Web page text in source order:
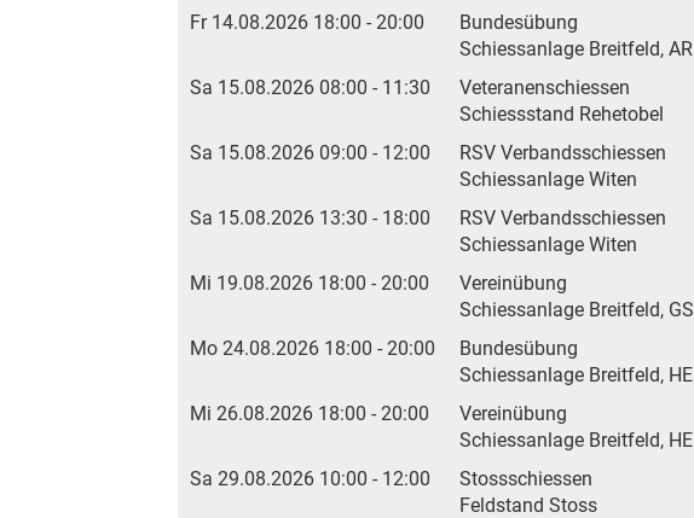
Fr 14.08.2026 18:00 - 20:00
Bundesübung
Schiessanlage Breitfeld, AR
Sa 15.08.2026 08:00 - 11:30
Veteranenschiessen
Schiessstand Rehetobel
Sa 15.08.2026 09:00 - 12:00
RSV Verbandsschiessen
Schiessanlage Witen
Sa 15.08.2026 13:30 - 18:00
RSV Verbandsschiessen
Schiessanlage Witen
Mi 19.08.2026 18:00 - 20:00
Vereinübung
Schiessanlage Breitfeld, GS
Mo 24.08.2026 18:00 - 20:00
Bundesübung
Schiessanlage Breitfeld, HE
Mi 26.08.2026 18:00 - 20:00
Vereinübung
Schiessanlage Breitfeld, HE
Sa 29.08.2026 10:00 - 12:00
Stossschiessen
Feldstand Stoss